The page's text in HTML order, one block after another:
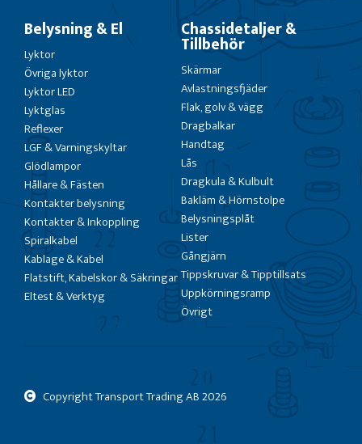
Belysning & El
Lyktor
Övriga lyktor
Lyktor LED
Lyktglas
Reflexer
LGF & Varningskyltar
Glödlampor
Hållare & Fästen
Kontakter belysning
Kontakter & Inkoppling
Spiralkabel
Kablage & Kabel
Flatstift, Kabelskor & Säkringar
Eltest & Verktyg
Chassidetaljer &
Tillbehör
Skärmar
Avlastningsfjäder
Flak, golv & vägg
Dragbalkar
Handtag
Lås
Dragkula & Kulbult
Bakläm & Hörnstolpe
Belysningsplåt
Lister
Gångjärn
Tippskruvar & Tipptillsats
Uppkörningsramp
Övrigt
Copyright Transport Trading AB2026